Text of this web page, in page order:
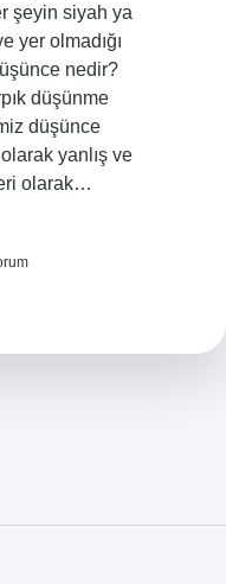
şeyin siyah ya
yer olmadığı
nedir?
düşünme
düşünce
olarak yanlış ve
olarak…